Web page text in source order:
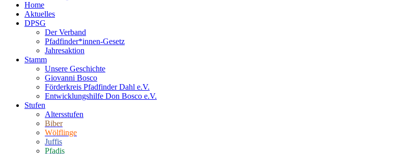
Home
Aktuelles
DPSG
Der Verband
Pfadfinder*innen-Gesetz
Jahresaktion
Stamm
Unsere Geschichte
Giovanni Bosco
Förderkreis Pfadfinder Dahl e.V.
Entwicklungshilfe Don Bosco e.V.
Stufen
Altersstufen
Biber
Wölflinge
Juffis
Pfadis